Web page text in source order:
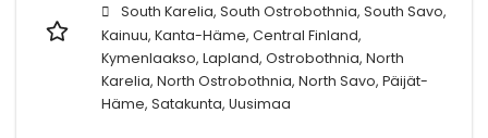
South Karelia, South Ostrobothnia, South Savo,
Kainuu, Kanta-Häme, Central Finland,
Kymenlaakso, Lapland, Ostrobothnia, North
Karelia, North Ostrobothnia, North Savo, Päijät-
Häme, Satakunta, Uusimaa